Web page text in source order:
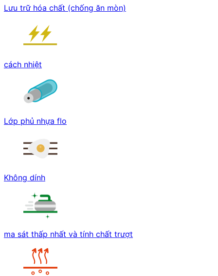
Lưu trữ hóa chất (chống ăn mòn)
cách nhiệt
Lớp phủ nhựa flo
Không dính
ma sát thấp nhất và tính chất trượt